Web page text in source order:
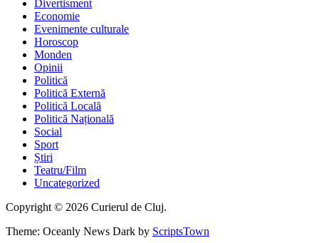
Divertisment
Economie
Evenimente culturale
Horoscop
Monden
Opinii
Politică
Politică Externă
Politică Locală
Politică Națională
Social
Sport
Știri
Teatru/Film
Uncategorized
Copyright © 2026 Curierul de Cluj.
Theme: Oceanly News Dark by ScriptsTown